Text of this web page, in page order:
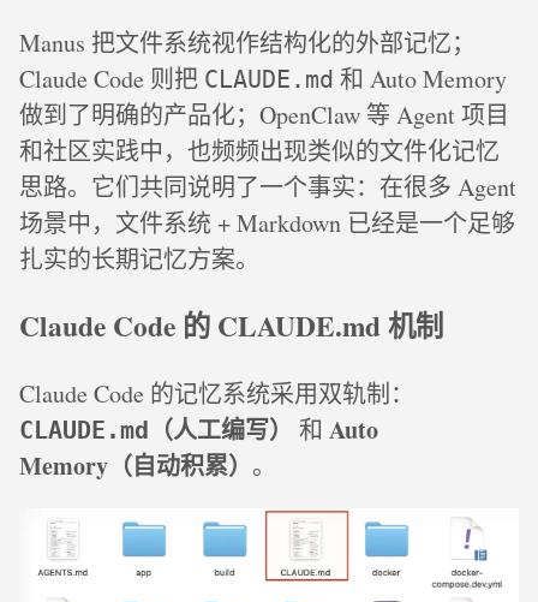
Manus 把文件系统视作结构化的外部记忆；
Claude Code 则把 CLAUDE.md 和 Auto Memory
做到了明确的产品化；OpenClaw 等 Agent 项目
和社区实践中，也频频出现类似的文件化记忆
思路。它们共同说明了一个事实：在很多 Agent
场景中，文件系统 + Markdown 已经是一个足够
扎实的长期记忆方案。
Claude Code 的 CLAUDE.md 机制
Claude Code 的记忆系统采用双轨制：
CLAUDE.md （人工编写） 和 Auto
Memory（自动积累） 。